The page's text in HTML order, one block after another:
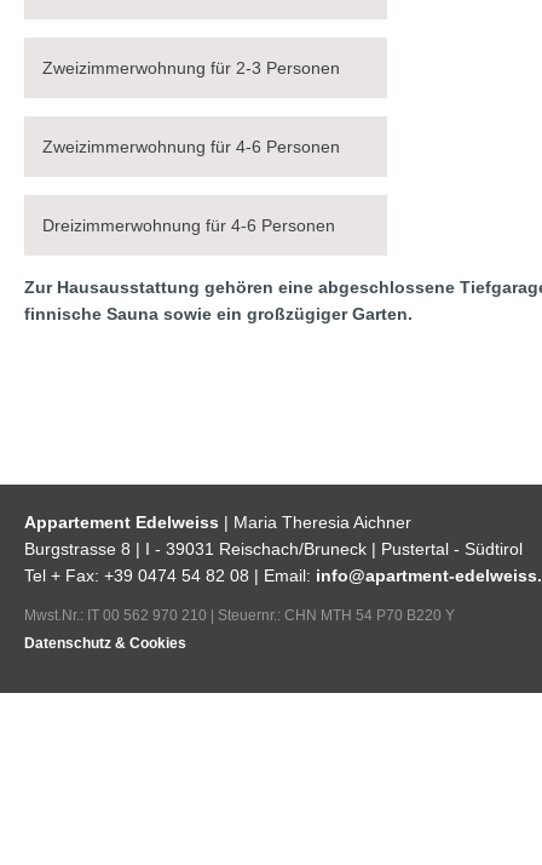
Zweizimmerwohnung für 2-3 Personen
Zweizimmerwohnung für 4-6 Personen
Dreizimmerwohnung für 4-6 Personen
Zur Hausausstattung gehören eine abgeschlossene
finnische Sauna sowie ein großzügiger Garten.
Appartement Edelweiss | Maria Theresia Aichner
Burgstrasse 8 | I - 39031 Reischach/Bruneck | Pustertal - Südtirol
Tel + Fax: +39 0474 54 82 08 | Email: info@apartment-
Mwst.Nr.: IT 00 562 970 210 | Steuernr.: CHN MTH 54 P70 B220 Y
Datenschutz & Cookies